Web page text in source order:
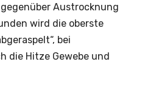
Austrocknung
wird die oberste
bei
die Hitze Gewebe und